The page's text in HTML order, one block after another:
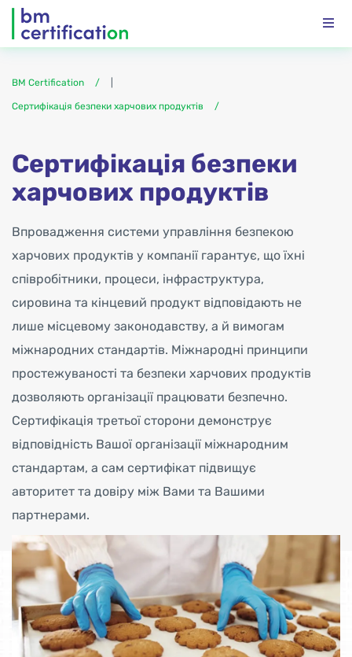
BM Certification
Сертифікація безпеки харчових продуктів
Сертифікація безпеки
харчових продуктів
Впровадження системи управління безпекою
харчових продуктів у компанії гарантує, що їхні
співробітники, процеси, інфраструктура,
сировина та кінцевий продукт відповідають не
лише місцевому законодавству, а й вимогам
міжнародних стандартів. Міжнародні принципи
простежуваності та безпеки харчових продуктів
дозволяють організації працювати безпечно.
Сертифікація третьої сторони демонструє
відповідність Вашої організації міжнародним
стандартам, а сам сертифікат підвищує
авторитет та довіру між Вами та Вашими
партнерами.